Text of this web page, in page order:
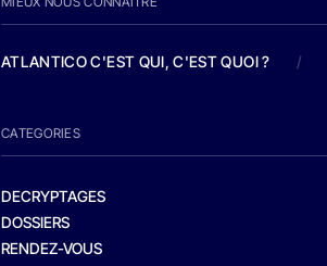
ATLANTICO C'EST QUI, C'EST QUOI ? /
CATEGORIES
DECRYPTAGES
DOSSIERS
RENDEZ-VOUS